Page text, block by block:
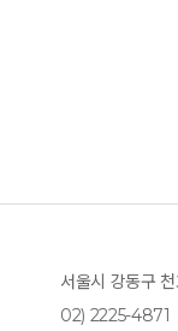
서울시 강동구
02) 2225-4871